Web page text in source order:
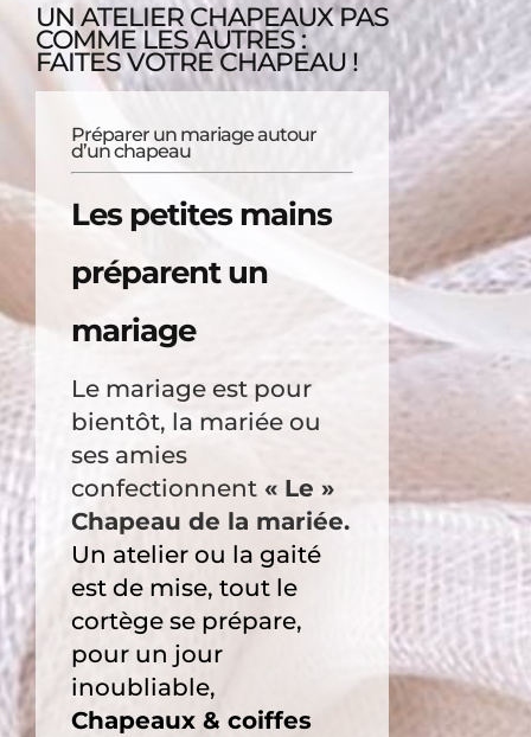
UN ATELIER CHAPEAUX PAS
COMME LES AUTRES :
FAITES VOTRE CHAPEAU !
Préparer un mariage autour
d’un chapeau
Les petites mains
préparent un
mariage
Le mariage est pour
bientôt, la mariée ou
ses amies
confectionnent « Le »
Chapeau de la mariée.
Un atelier ou la gaité
est de mise, tout le
cortège se prépare,
pour un jour
inoubliable,
Chapeaux & coiffes